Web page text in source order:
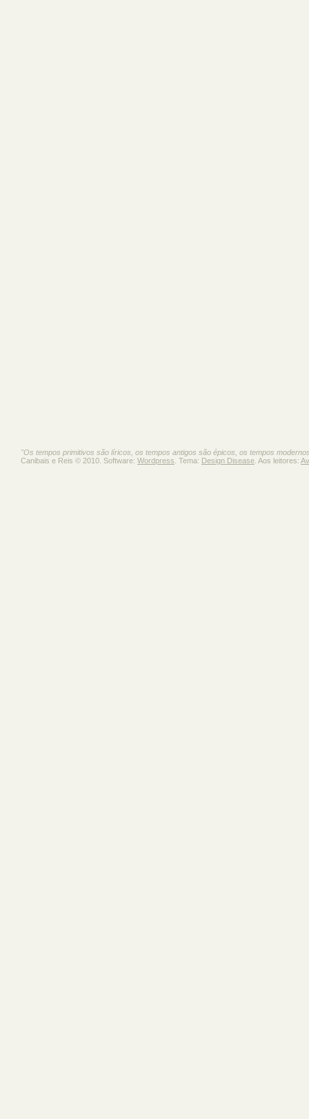
"Os tempos primitivos são líricos, os tempos antigos são épicos, os tempos
Canibais e Reis © 2010. Software: Wordpress . Tema: Design Disease . Aos leitores: